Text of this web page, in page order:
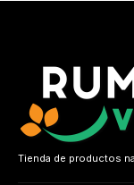
Tienda de productos